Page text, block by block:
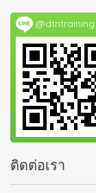
@dtntraining
ติดต่อเรา